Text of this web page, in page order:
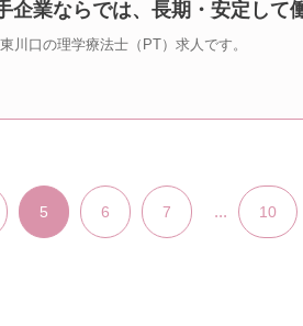
企業ならでは、長期・安定して
川口の理学療法士（PT）求人です。
5 6 7 ... 10